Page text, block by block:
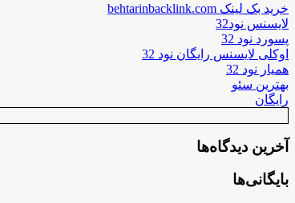
خرید بک لینک behtarinbacklink.com
لایسنس نود32
پسورد نود 32
اوکلی لایسنس رایگان نود 32
همیار نود 32
بهترین سئو
رایگان
آخرین دیدگاه‌ها
بایگانی‌ها